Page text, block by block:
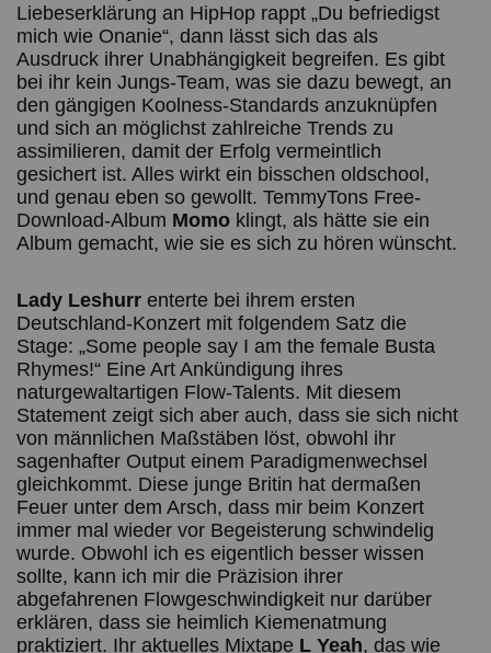
Liebeserklärung an HipHop rappt „Du befriedigst
mich wie Onanie“, dann lässt sich das als
Ausdruck ihrer Unabhängigkeit begreifen. Es gibt
bei ihr kein Jungs-Team, was sie dazu bewegt, an
den gängigen Koolness-Standards anzuknüpfen
und sich an möglichst zahlreiche Trends zu
assimilieren, damit der Erfolg vermeintlich
gesichert ist. Alles wirkt ein bisschen oldschool,
und genau eben so gewollt. TemmyTons Free-
Download-Album Momo klingt, als hätte sie ein
Album gemacht, wie sie es sich zu hören wünscht.
Lady Leshurr enterte bei ihrem ersten
Deutschland-Konzert mit folgendem Satz die
Stage: „Some people say I am the female Busta
Rhymes!“ Eine Art Ankündigung ihres
naturgewaltartigen Flow-Talents. Mit diesem
Statement zeigt sich aber auch, dass sie sich nicht
von männlichen Maßstäben löst, obwohl ihr
sagenhafter Output einem Paradigmenwechsel
gleichkommt. Diese junge Britin hat dermaßen
Feuer unter dem Arsch, dass mir beim Konzert
immer mal wieder vor Begeisterung schwindelig
wurde. Obwohl ich es eigentlich besser wissen
sollte, kann ich mir die Präzision ihrer
abgefahrenen Flowgeschwindigkeit nur darüber
erklären, dass sie heimlich Kiemenatmung
praktiziert. Ihr aktuelles Mixtape L Yeah, das wie